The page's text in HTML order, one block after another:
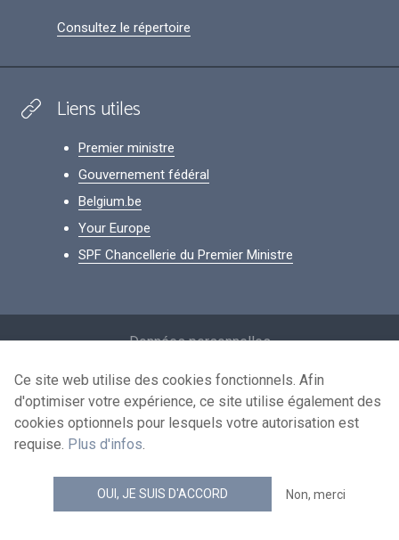
Consultez le répertoire
Liens utiles
Premier ministre
Gouvernement fédéral
Belgium.be
Your Europe
SPF Chancellerie du Premier Ministre
Données personnelles
Conditions de réutilisation
Contactez-nous
news.belgium flux RSS
© 2026 - news.belgium.be
Ce site web utilise des cookies fonctionnels. Afin
d'optimiser votre expérience, ce site utilise également des
cookies optionnels pour lesquels votre autorisation est
requise. Plus d'infos.
OUI, JE SUIS D'ACCORD Non, merci